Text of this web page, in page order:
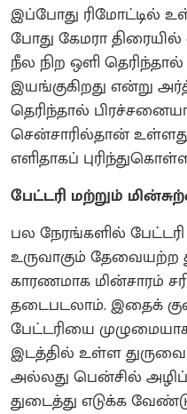
இப்போது ரிமோட்டில்
போது கேமரா
நீல நிற ஒளி
இயங்குகிறது என்று
தெரிந்தால்
சென்சாரில்தான்
எளிதாகப்
பேட்டரி மற்றும்
பல நேரங்களில்
உருவாகும் தேவையற்ற
காரணமாக மின்சாரம்
தடைபடலாம். இதைக்
பேட்டரியை
இடத்தில் உள்ள துருவை
அல்லது பென்சில்
துடைத்து எடுக்க